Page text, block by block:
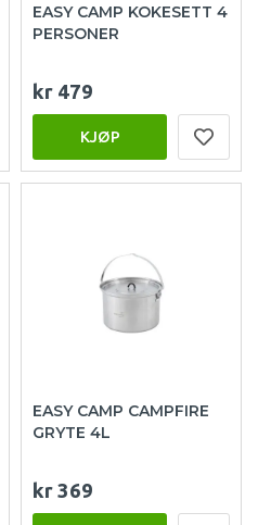
EASY CAMP KOKESETT 4
PERSONER
kr 479
KJØP
EASY CAMP CAMPFIRE
GRYTE 4L
kr 369